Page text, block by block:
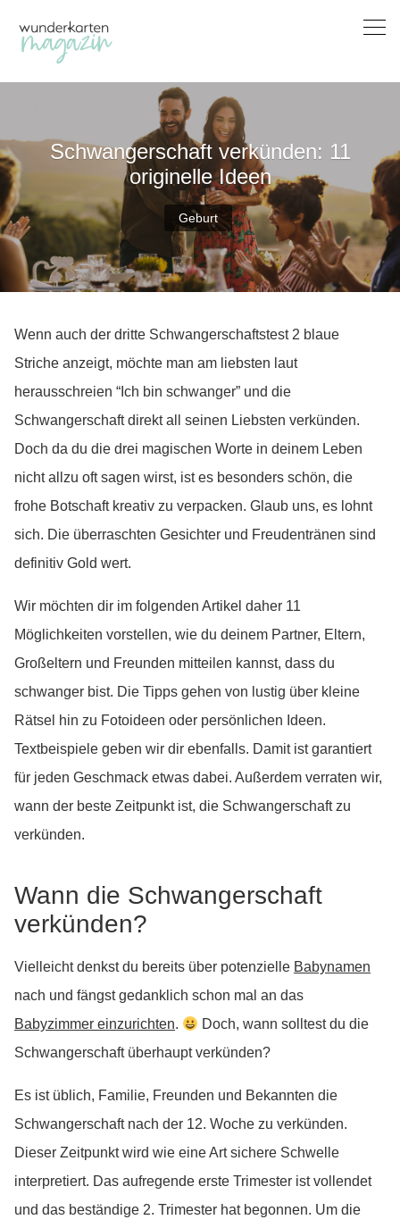
Schwangerschaft verkünden: 11
originelle Ideen
Geburt
Wenn auch der dritte Schwangerschaftstest 2 blaue
Striche anzeigt, möchte man am liebsten laut
herausschreien “Ich bin schwanger” und die
Schwangerschaft direkt all seinen Liebsten verkünden.
Doch da du die drei magischen Worte in deinem Leben
nicht allzu oft sagen wirst, ist es besonders schön, die
frohe Botschaft kreativ zu verpacken. Glaub uns, es lohnt
sich. Die überraschten Gesichter und Freudentränen sind
definitiv Gold wert.
Wir möchten dir im folgenden Artikel daher 11
Möglichkeiten vorstellen, wie du deinem Partner, Eltern,
Großeltern und Freunden mitteilen kannst, dass du
schwanger bist. Die Tipps gehen von lustig über kleine
Rätsel hin zu Fotoideen oder persönlichen Ideen.
Textbeispiele geben wir dir ebenfalls. Damit ist garantiert
für jeden Geschmack etwas dabei. Außerdem verraten wir,
wann der beste Zeitpunkt ist, die Schwangerschaft zu
verkünden.
Wann die Schwangerschaft
verkünden?
Vielleicht denkst du bereits über potenzielle Babynamen
nach und fängst gedanklich schon mal an das
Babyzimmer einzurichten.
Doch, wann solltest du die
Schwangerschaft überhaupt verkünden?
Es ist üblich, Familie, Freunden und Bekannten die
Schwangerschaft nach der 12. Woche zu verkünden.
Dieser Zeitpunkt wird wie eine Art sichere Schwelle
interpretiert. Das aufregende erste Trimester ist vollendet
und das beständige 2. Trimester hat begonnen. Um die